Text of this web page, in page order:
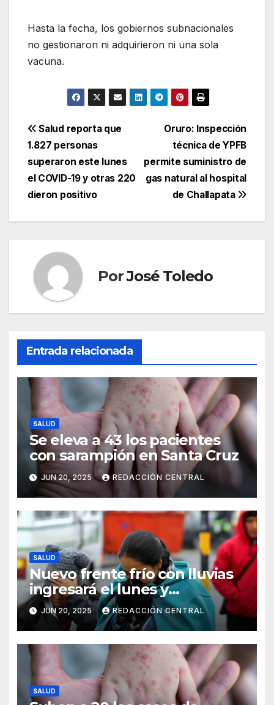
Hasta la fecha, los gobiernos subnacionales
no gestionaron ni adquirieron ni una sola
vacuna.
Navegación
de
entradas
Oruro: Inspección
técnica de YPFB
permite suministro de
gas natural al hospital
de Challapata
Salud reporta que
1.827 personas
superaron este lunes
el COVID-19 y otras 220
dieron positivo
PorJosé Toledo
Entrada relacionada
SALUD
Se eleva a 43 los pacientes
con sarampión en Santa Cruz
JUN 20, 2025 REDACCIÓN CENTRAL
SALUD
Nuevo frente frío con lluvias
ingresará el lunes y
continuarán los vientos en el
altiplano y valles
JUN 20, 2025 REDACCIÓN CENTRAL
SALUD